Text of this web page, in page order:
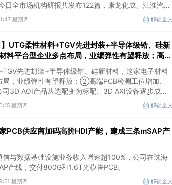
全市场机构研报共发布122篇，康龙化成、江淮汽车
公司获得首度覆盖，其中乔锋智能获新财富分析师深
机构关注度排行中，华峰化学首次上榜，前五名依次
星期四 解锁全文
】UTG柔性材料+TGV先进封装+半导体级锆、硅新
料平台型企业多点布局，业绩弹性有望释放；高端
、设备升级，这家公司3D AOI产品从选配变为标
先进封装+半导体级锆、硅新材料，这家电子材料
局，业绩弹性有望释放；②高端PCB检测工位增加、
司3D AOI产品从选配变为标配、3D AXI设备逐步成为
部客户供应体系。
星期四 解锁全文
家PCB供应商加码高阶HDI产能，建成三条mSAP产
信与数据基础设施业务收入增速超100%，公司在珠海
产线，交付800G和1.6T光模块PCB。
星期四 解锁全文